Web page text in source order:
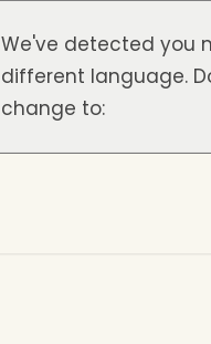
We've detected you
different language.
change to: